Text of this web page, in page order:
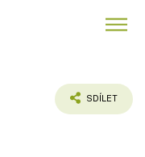
SDÍLET